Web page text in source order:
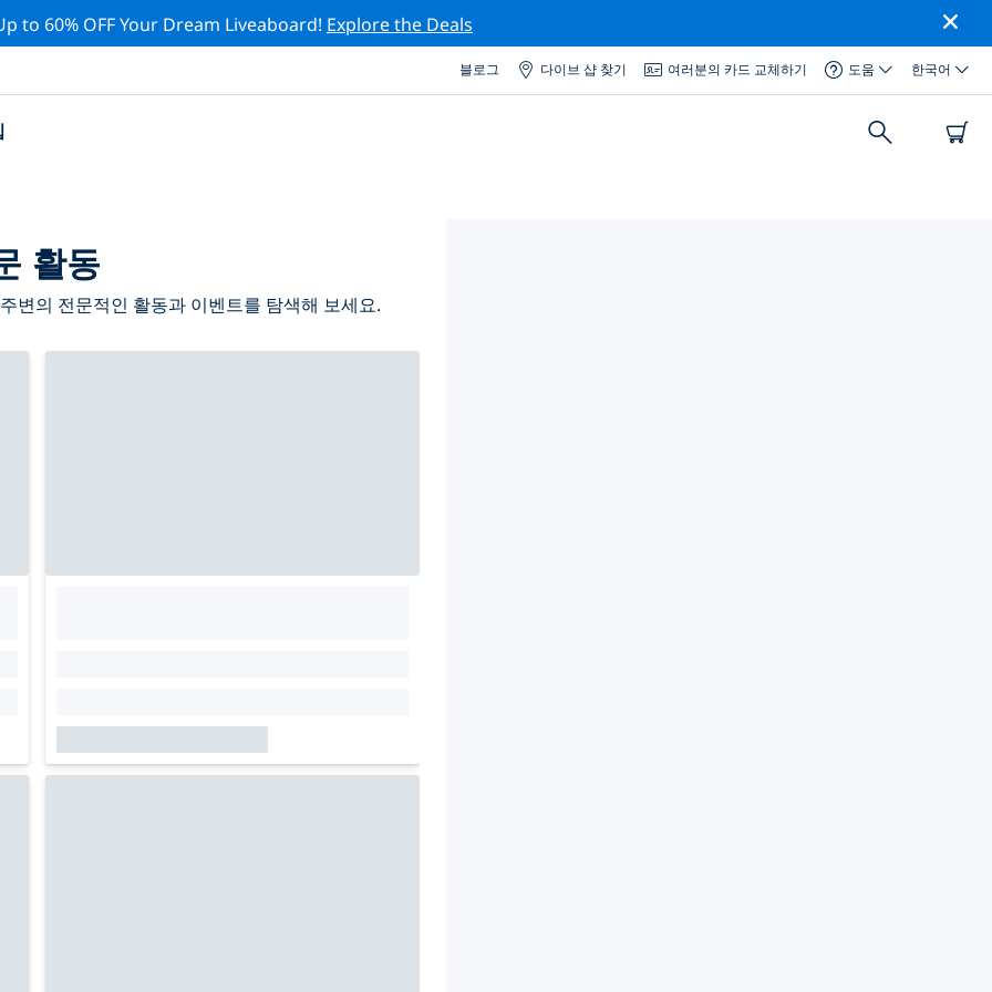
to 60% OFF Your Dream Liveaboard! Explore the Deals
블로그 다이브 샵 찾기 여러분의 카드 교체하기 도움 한국어
활동
변의 전문적인 활동과 이벤트를 탐색해 보세요.